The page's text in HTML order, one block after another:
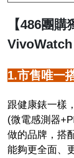
【486團
1.市售唯一
跟健康錶一樣
(微電感測器
做的品牌，搭
能夠更全面、